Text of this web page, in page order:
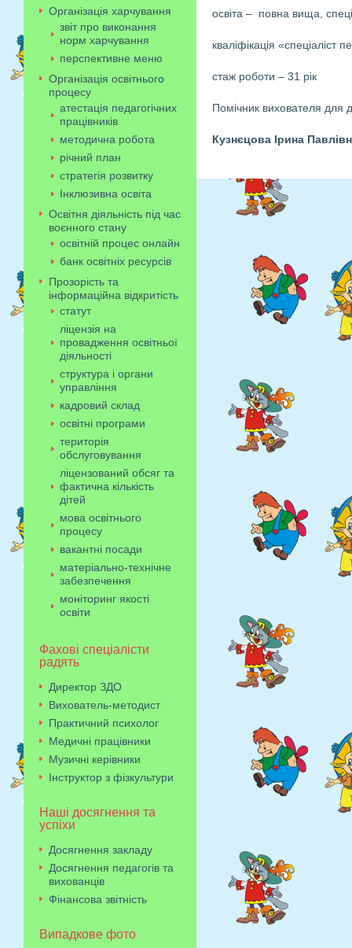
освіта – повна вища,
кваліфікація «спеціаліст
стаж роботи – 31 рік
Помічник вихователя для
Кузнєцова Ірина
Організація харчування
звіт про виконання
норм харчування
перспективне меню
Організація освітнього
процесу
атестація педагогічних
працівників
методична робота
річний план
стратегія розвитку
Інклюзивна освіта
Освітня діяльність під час
воєнного стану
освітній процес онлайн
банк освітніх ресурсів
Прозорість та
інформаційна відкритість
статут
ліцензія на
провадження освітньої
діяльності
структура і органи
управління
кадровий склад
освітні програми
територія
обслуговування
ліцензований обсяг та
фактична кількість
дітей
мова освітнього
процесу
вакантні посади
матеріально-технічне
забезпечення
моніторинг якості
освіти
Фахові спеціалісти
радять
Директор ЗДО
Вихователь-методист
Практичний психолог
Медичні працівники
Музичні керівники
Інструктор з фізкультури
Наші досягнення та
успіхи
Досягнення закладу
Досягнення педагогів та
вихованців
Фінансова звітність
Випадкове фото